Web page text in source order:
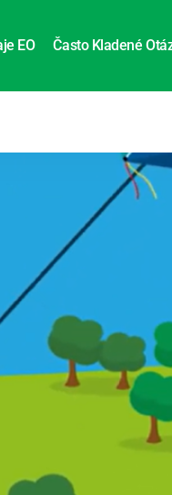
EO Často Kladené